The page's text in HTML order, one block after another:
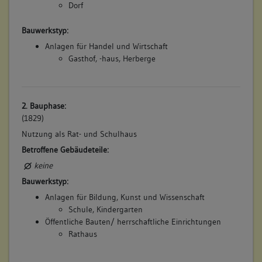
Dorf
Bauwerkstyp:
Anlagen für Handel und Wirtschaft
Gasthof, -haus, Herberge
2. Bauphase:
(1829)
Nutzung als Rat- und Schulhaus
Betroffene Gebäudeteile:
keine
Bauwerkstyp:
Anlagen für Bildung, Kunst und Wissenschaft
Schule, Kindergarten
Öffentliche Bauten/ herrschaftliche Einrichtungen
Rathaus